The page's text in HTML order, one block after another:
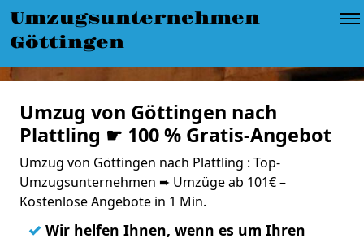
Umzugsunternehmen
Göttingen
Umzug von Göttingen nach
Plattling ☛ 100 % Gratis-Angebot
Umzug von Göttingen nach Plattling : Top-
Umzugsunternehmen ➨ Umzüge ab 101€ –
Kostenlose Angebote in 1 Min.
✓ Wir helfen Ihnen, wenn es um Ihren